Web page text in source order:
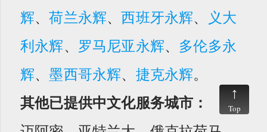
辉、荷兰永辉、西班牙永辉、
义大
利永辉、 罗马尼亚永辉、 多伦多永
辉、墨西哥永辉、 捷克永辉。
其他已提供中文化服务城市： Top